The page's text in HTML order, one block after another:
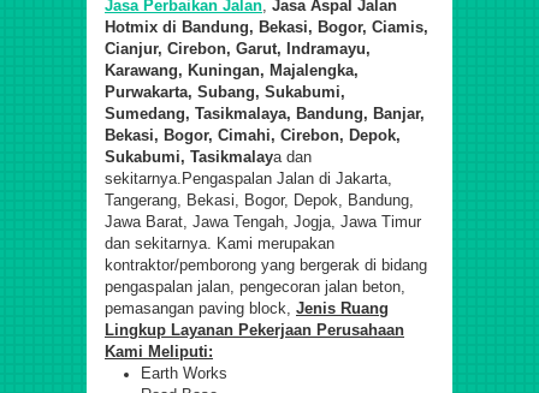
Jasa Perbaikan Jalan, Jasa Aspal Jalan
Hotmix di Bandung, Bekasi, Bogor, Ciamis,
Cianjur, Cirebon, Garut, Indramayu,
Karawang, Kuningan, Majalengka,
Purwakarta, Subang, Sukabumi,
Sumedang, Tasikmalaya, Bandung, Banjar,
Bekasi, Bogor, Cimahi, Cirebon, Depok,
Sukabumi, Tasikmalaya dan
sekitarnya.Pengaspalan Jalan di Jakarta,
Tangerang, Bekasi, Bogor, Depok, Bandung,
Jawa Barat, Jawa Tengah, Jogja, Jawa Timur
dan sekitarnya. Kami merupakan
kontraktor/pemborong yang bergerak di bidang
pengaspalan jalan, pengecoran jalan beton,
pemasangan paving block, Jenis Ruang
Lingkup Layanan Pekerjaan Perusahaan
Kami Meliputi:
Earth Works